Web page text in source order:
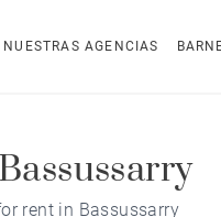
NUESTRAS AGENCIAS
rent in Bassussarry